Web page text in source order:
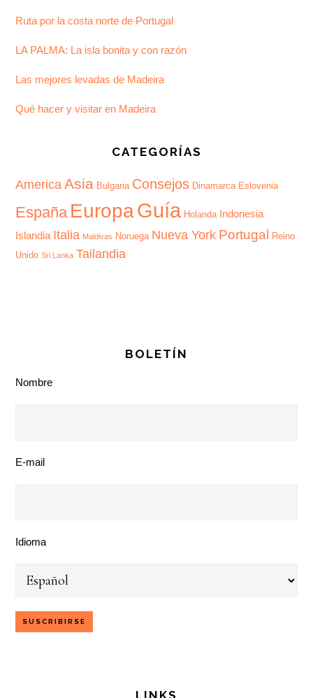
Ruta por la costa norte de Portugal
LA PALMA: La isla bonita y con razón
Las mejores levadas de Madeira
Qué hacer y visitar en Madeira
CATEGORÍAS
America Asia Bulgaria Consejos Dinamarca Eslovenia
España EuropaGuía Holanda Indonesia
Islandia Italia Maldivas Noruega Nueva York Portugal
Reino
Unido Sri Lanka Tailandia
BOLETÍN
Nombre
E-mail
Idioma